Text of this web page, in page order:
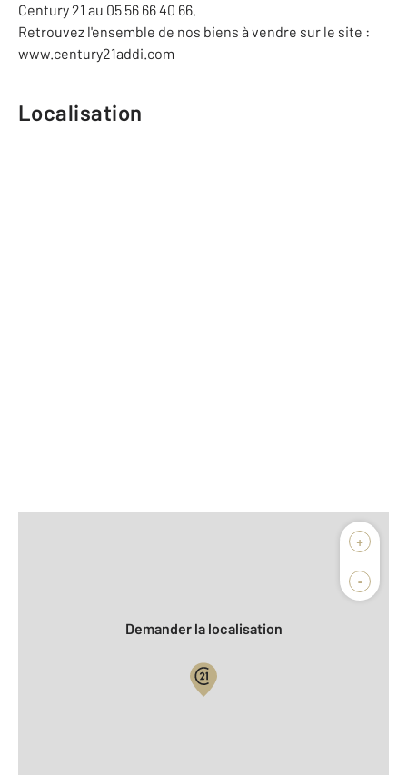
Century 21 au 05 56 66 40 66.
Retrouvez l'ensemble de nos biens à vendre sur le site :
www.century21addi.com
Localisation
+
-
Biens vendus
Demander la localisation